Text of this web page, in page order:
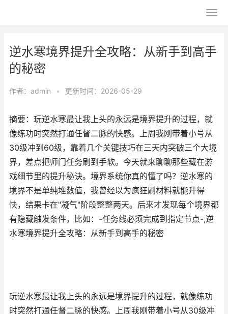
逆水寒境界提升全攻略：从新手到高手
的秘密
作者： admin • 更新时间：2026-05-29
摘要：玩逆水寒最让我上头的永远是境界提升的过程，就
像练功时突然打通任督二脉的快感。上周我刚带着小号从
30级冲到60级，靠着几个关键技巧在三天内突破三个大境
界，差点把师门任务刷到手软。今天就来聊聊那些藏在游
戏细节里的提升秘诀。境界系统你真的懂了吗？逆水寒的
境界不是单纯堆数值，我曾经以为疯狂刷材料就能升得
快，结果卡在"凝气"阶段整整两天。后来才发现每个境界都
有隐藏触发条件，比如：-任务线必须完成到指定节点-,逆
水寒境界提升全攻略：从新手到高手的秘密
玩逆水寒最让我上头的永远是境界提升的过程，就像练功
时突然打通任督二脉的快感。上周我刚带着小号从30级冲